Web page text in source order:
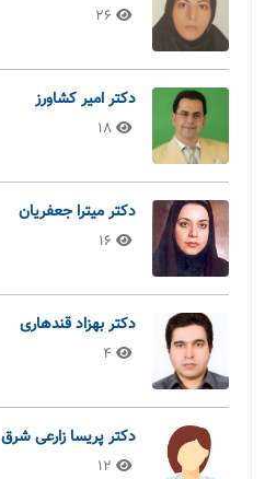
26
دکتر امیر کشاورز
18
دکتر میترا جعفریان
16
دکتر بهزاد قندهاری
4
دکتر پریسا زارعی شرق
12